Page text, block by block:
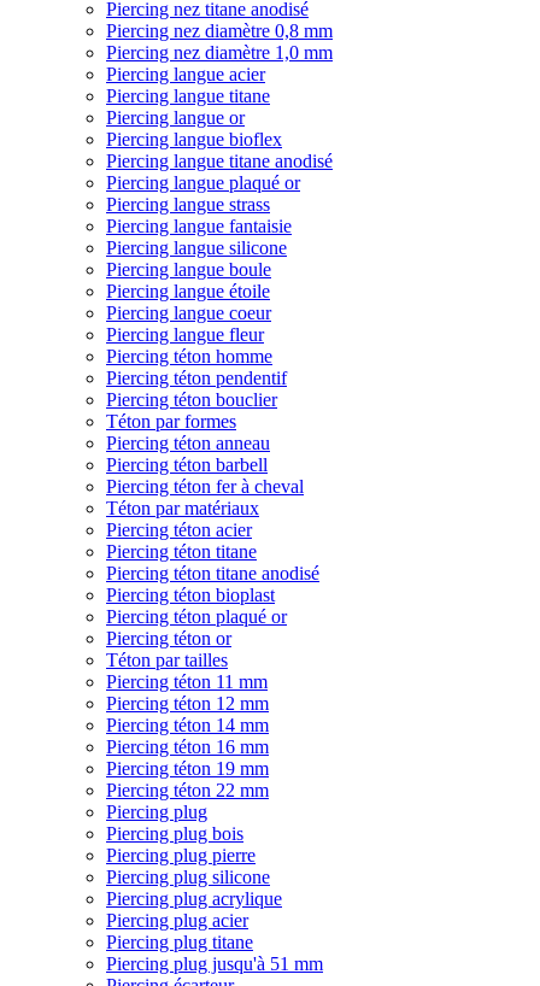
Piercing nez titane anodisé
Piercing nez diamètre 0,8 mm
Piercing nez diamètre 1,0 mm
Piercing langue acier
Piercing langue titane
Piercing langue or
Piercing langue bioflex
Piercing langue titane anodisé
Piercing langue plaqué or
Piercing langue strass
Piercing langue fantaisie
Piercing langue silicone
Piercing langue boule
Piercing langue étoile
Piercing langue coeur
Piercing langue fleur
Piercing téton homme
Piercing téton pendentif
Piercing téton bouclier
Téton par formes
Piercing téton anneau
Piercing téton barbell
Piercing téton fer à cheval
Téton par matériaux
Piercing téton acier
Piercing téton titane
Piercing téton titane anodisé
Piercing téton bioplast
Piercing téton plaqué or
Piercing téton or
Téton par tailles
Piercing téton 11 mm
Piercing téton 12 mm
Piercing téton 14 mm
Piercing téton 16 mm
Piercing téton 19 mm
Piercing téton 22 mm
Piercing plug
Piercing plug bois
Piercing plug pierre
Piercing plug silicone
Piercing plug acrylique
Piercing plug acier
Piercing plug titane
Piercing plug jusqu'à 51 mm